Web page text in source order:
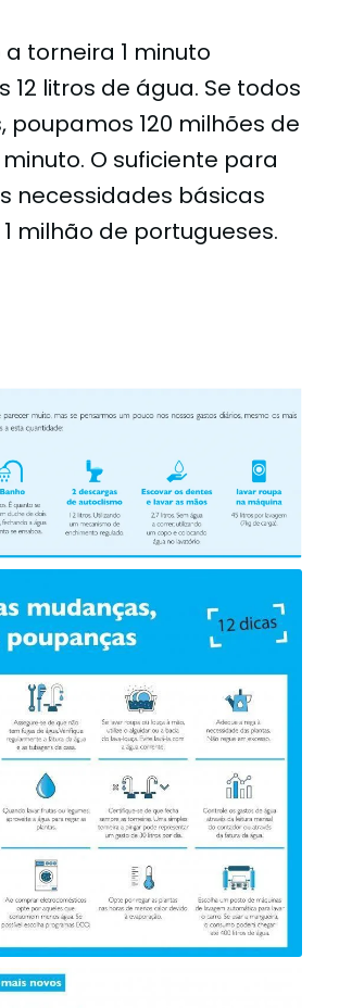
torneira 1 minuto
12 litros de água. Se todos
poupamos 120 milhões de
O suficiente para
necessidades básicas
milhão de portugueses.